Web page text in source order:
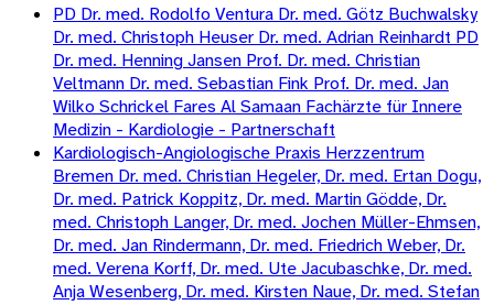
PD Dr. med. Rodolfo Ventura Dr. med. Götz Buchwalsky
Dr. med. Christoph Heuser Dr. med. Adrian Reinhardt PD
Dr. med. Henning Jansen Prof. Dr. med. Christian
Veltmann Dr. med. Sebastian Fink Prof. Dr. med. Jan
Wilko Schrickel Fares Al Samaan Fachärzte für Innere
Medizin - Kardiologie - Partnerschaft
Kardiologisch-Angiologische Praxis Herzzentrum
Bremen Dr. med. Christian Hegeler, Dr. med. Ertan Dogu,
Dr. med. Patrick Koppitz, Dr. med. Martin Gödde, Dr.
med. Christoph Langer, Dr. med. Jochen Müller-Ehmsen,
Dr. med. Jan Rindermann, Dr. med. Friedrich Weber, Dr.
med. Verena Korff, Dr. med. Ute Jacubaschke, Dr. med.
Anja Wesenberg, Dr. med. Kirsten Naue, Dr. med. Stefan